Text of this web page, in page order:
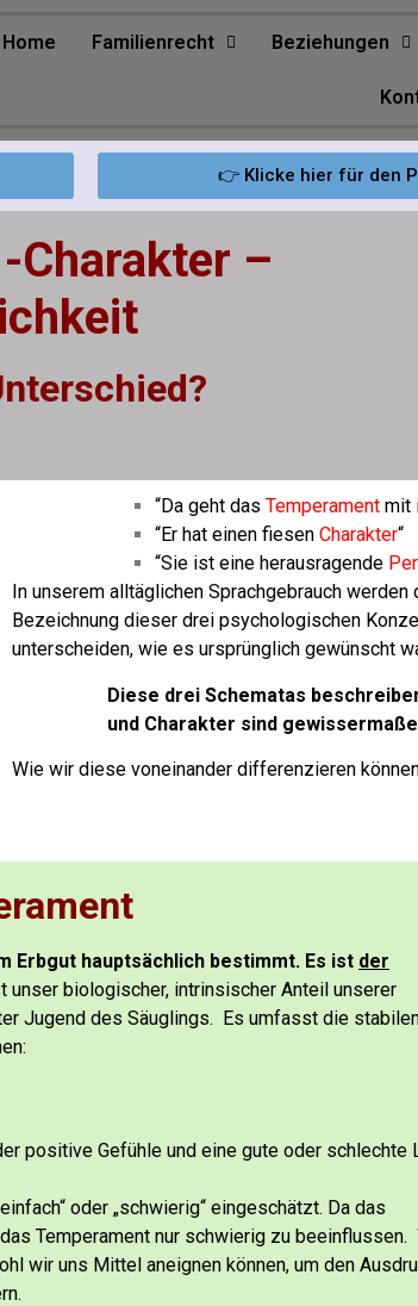
Home Familienrecht Beziehungen
👉 Klicke hier für den
Charakter –
“Da geht das Temperamentmit
“Er hat einen fiesen Charakter“
“Sie ist eine herausragende
In unserem alltäglichen Sprachgebrauch
Bezeichnung dieser drei psychologischen
unterscheiden, wie es ursprünglich gewünscht
Diese drei Schematas
und Charakter sind
Wie wir diese voneinander differenzieren
Erbgut hauptsächlich bestimmt. Es ist der
unser biologischer, intrinsischer Anteil unserer
Jugend des Säuglings.
Es umfasst die
positive Gefühle und eine gute oder schlechte
oder „schwierig“ eingeschätzt. Da das
Temperament nur schwierig zu beeinflussen.
wir uns Mittel aneignen können, um den